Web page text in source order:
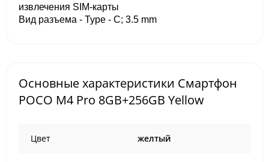
извлечения SIM-карты
Вид разъема - Type - C; 3.5 mm
Основные характеристики Смартфон
POCO M4 Pro 8GB+256GB Yellow
Цвет желтый